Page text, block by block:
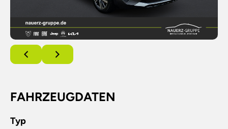
FAHRZEUGDATEN
Typ